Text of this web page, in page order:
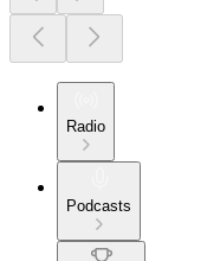
Radio
Podcasts